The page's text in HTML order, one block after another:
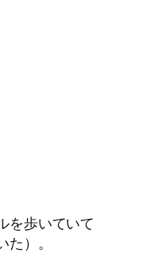
を歩いていて
）。